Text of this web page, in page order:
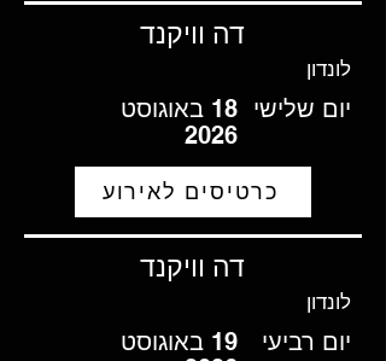
דה וויקנד
לונדון
18 באוגוסט
2026
יום שלישי
כרטיסים לאירוע
דה וויקנד
לונדון
19 באוגוסט
יום רביעי